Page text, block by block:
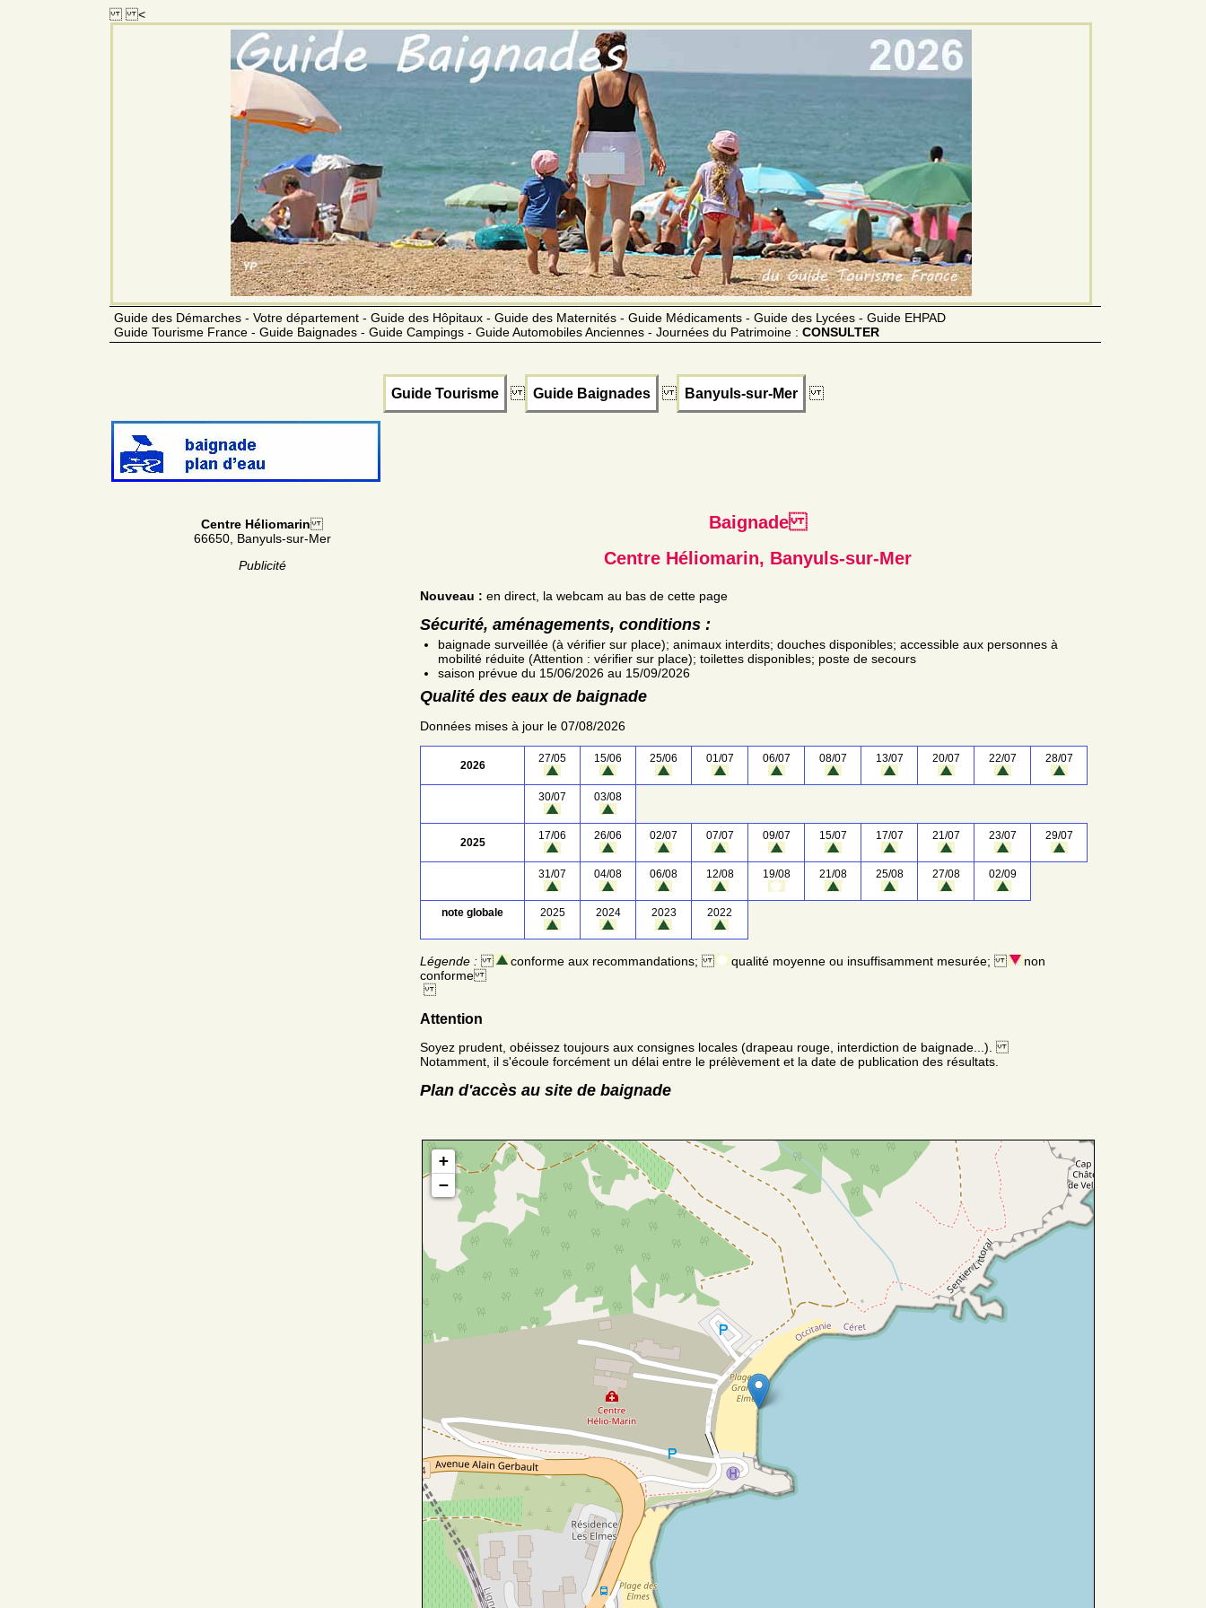
<
Guide des Démarches - Votre département - Guide des Hôpitaux - Guide des Maternités - Guide Médicaments - Guide des Lycées - Guide EHPAD
Guide Tourisme France - Guide Baignades - Guide Campings - Guide Automobiles Anciennes - Journées du Patrimoine : CONSULTER
Guide Tourisme Guide Baignades Banyuls-sur-Mer
Centre Héliomarin
66650, Banyuls-sur-Mer
Publicité
Baignade
Centre Héliomarin, Banyuls-sur-Mer
Nouveau : en direct, la webcam au bas de cette page
Sécurité, aménagements, conditions :
baignade surveillée (à vérifier sur place); animaux interdits; douches disponibles; accessible aux personnes à
mobilité réduite (Attention : vérifier sur place); toilettes disponibles; poste de secours
saison prévue du 15/06/2026 au 15/09/2026
Qualité des eaux de baignade
Données mises à jour le 07/08/2026
2026
27/05 15/06 25/06 01/07 06/07 08/07 13/07 20/07 22/07 28/07
30/07 03/08
2025
17/06 26/06 02/07 07/07 09/07 15/07 17/07 21/07 23/07 29/07
31/07 04/08 06/08 12/08 19/08 21/08 25/08 27/08 02/09
note globale 2025 2024 2023 2022
Légende : conforme aux recommandations; qualité moyenne ou insuffisamment mesurée;
non
conforme
Attention
Soyez prudent, obéissez toujours aux consignes locales (drapeau rouge, interdiction de baignade...).
Notamment, il s'écoule forcément un délai entre le prélèvement et la date de publication des résultats.
Plan d'accès au site de baignade
+
−